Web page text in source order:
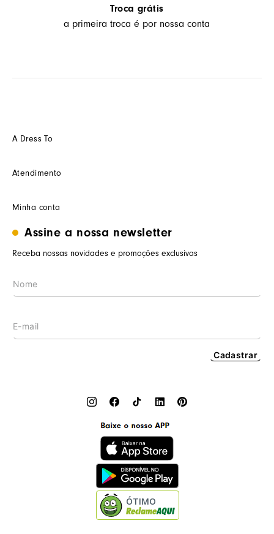
Troca grátis
a primeira troca é por nossa conta
A Dress To
Futuro
Seja um(a) cliente multimarca
Trabalhe conosco
Nossas lojas
Atendimento
Como trocar
Termos de uso
Prazos de entrega
LGPD
Minha conta
Minha conta
Assine a nossa newsletter
Receba nossas novidades e promoções exclusivas
Cadastrar
ÓTIMO